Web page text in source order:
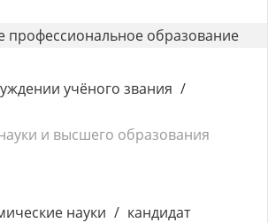
профессиональное образование
учёного звания
и высшего образования
науки
кандидат